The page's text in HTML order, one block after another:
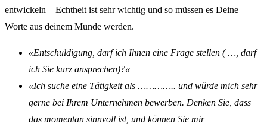
entwickeln – Echtheit ist sehr wichtig und so müssen es Deine
Worte aus deinem Munde werden.
«Entschuldigung, darf ich Ihnen eine Frage stellen ( …, darf
ich Sie kurz ansprechen)?«
«Ich suche eine Tätigkeit als ………….. und würde mich sehr
gerne bei Ihrem Unternehmen bewerben. Denken Sie, dass
das momentan sinnvoll ist, und können Sie mir